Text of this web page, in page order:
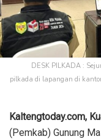
DESK PILKADA :
pilkada di lapangan di
Kaltengtoday.com,
(Pemkab) Gunung